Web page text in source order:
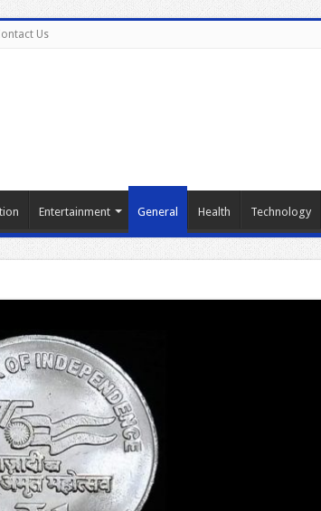
Us
Entertainment General Health Technology